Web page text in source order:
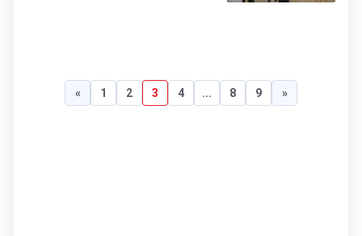
« 1 2 3 4 ... 8 9 »